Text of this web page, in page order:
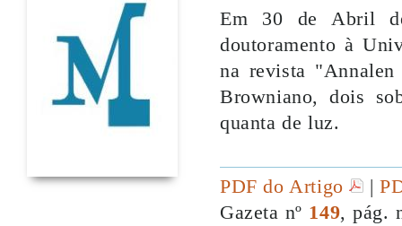
Em 30 de Abril
doutoramento à
na revista
Browniano, dois
quanta de luz.
PDF do Artigo |
Gazeta nº 149, pág.